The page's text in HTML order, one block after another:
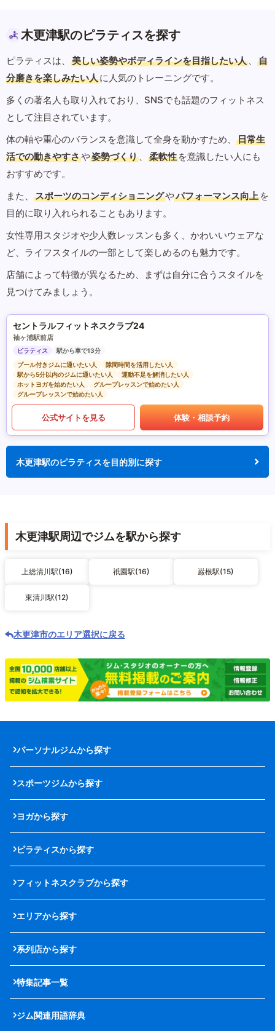
木更津駅のピラティスを探す
ピラティスは、 美しい姿勢やボディラインを目指したい人 、
自
分磨きを楽しみたい人に人気のトレーニングです。
多くの著名人も取り入れており、SNSでも話題のフィットネス
として注目されています。
体の軸や重心のバランスを意識して全身を動かすため、
日常生
活での動きやすさや姿勢づくり 、 柔軟性 を意識したい人にも
おすすめです。
また、
スポーツのコンディショニングやパフォーマンス向上 を
目的に取り入れられることもあります。
女性専用スタジオや少人数レッスンも多く、かわいいウェアな
ど、ライフスタイルの一部として楽しめるのも魅力です。
店舗によって特徴が異なるため、まずは自分に合うスタイルを
見つけてみましょう。
セントラルフィットネスクラブ24
袖ヶ浦駅前店
ピラティス
駅から車で13分
プール付きジムに通いたい人
隙間時間を活用したい人
駅から5分以内のジムに通いたい人
運動不足を解消したい人
ホットヨガを始めたい人
グループレッスンで始めたい人
グループレッスンで始めたい人
公式サイトを見る 体験・相談予約
木更津駅のピラティスを目的別に探す
木更津駅周辺でジムを駅から探す
上総清川駅(16) 祇園駅(16) 巌根駅(15)
東清川駅(12)
木更津市のエリア選択に戻る
パーソナルジムから探す
スポーツジムから探す
ヨガから探す
ピラティスから探す
フィットネスクラブから探す
エリアから探す
系列店から探す
特集記事一覧
ジム関連用語辞典